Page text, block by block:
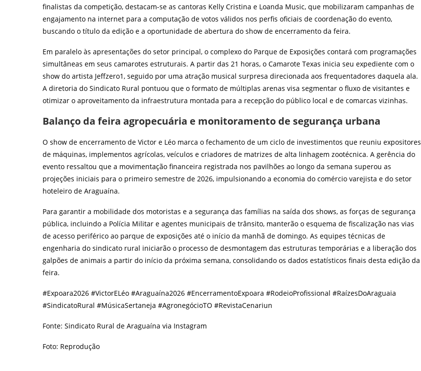
finalistas da competição, destacam-se as cantoras Kelly Cristina e Loanda Music, que mobilizaram campanhas de
engajamento na internet para a computação de votos válidos nos perfis oficiais de coordenação do evento,
buscando o título da edição e a oportunidade de abertura do show de encerramento da feira.
Em paralelo às apresentações do setor principal, o complexo do Parque de Exposições contará com programações
simultâneas em seus camarotes estruturais. A partir das 21 horas, o Camarote Texas inicia seu expediente com o
show do artista Jeffzero1, seguido por uma atração musical surpresa direcionada aos frequentadores daquela ala.
A diretoria do Sindicato Rural pontuou que o formato de múltiplas arenas visa segmentar o fluxo de visitantes e
otimizar o aproveitamento da infraestrutura montada para a recepção do público local e de comarcas vizinhas.
Balanço da feira agropecuária e monitoramento de segurança urbana
O show de encerramento de Victor e Léo marca o fechamento de um ciclo de investimentos que reuniu expositores
de máquinas, implementos agrícolas, veículos e criadores de matrizes de alta linhagem zootécnica. A gerência do
evento ressaltou que a movimentação financeira registrada nos pavilhões ao longo da semana superou as
projeções iniciais para o primeiro semestre de 2026, impulsionando a economia do comércio varejista e do setor
hoteleiro de Araguaína.
Para garantir a mobilidade dos motoristas e a segurança das famílias na saída dos shows, as forças de segurança
pública, incluindo a Polícia Militar e agentes municipais de trânsito, manterão o esquema de fiscalização nas vias
de acesso periférico ao parque de exposições até o início da manhã de domingo. As equipes técnicas de
engenharia do sindicato rural iniciarão o processo de desmontagem das estruturas temporárias e a liberação dos
galpões de animais a partir do início da próxima semana, consolidando os dados estatísticos finais desta edição da
feira.
#Expoara2026 #VictorELéo #Araguaína2026 #EncerramentoExpoara #RodeioProfissional #RaízesDoAraguaia
#SindicatoRural #MúsicaSertaneja #AgronegócioTO #RevistaCenariun
Fonte: Sindicato Rural de Araguaína via Instagram
Foto: Reprodução